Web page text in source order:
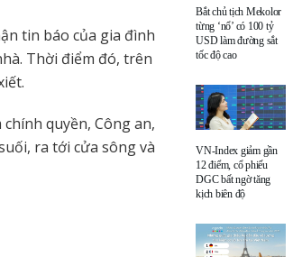
tin báo của gia đình
Thời điểm đó, trên
quyền, Công an,
ra tới cửa sông và
Bắt chủ tịch Mekolor
từng ‘nổ’ có 100 tỷ
USD làm đường sắt
tốc độ cao
VN-Index giảm gần
12 điểm, cổ phiếu
DGC bất ngờ tăng
kịch biên độ